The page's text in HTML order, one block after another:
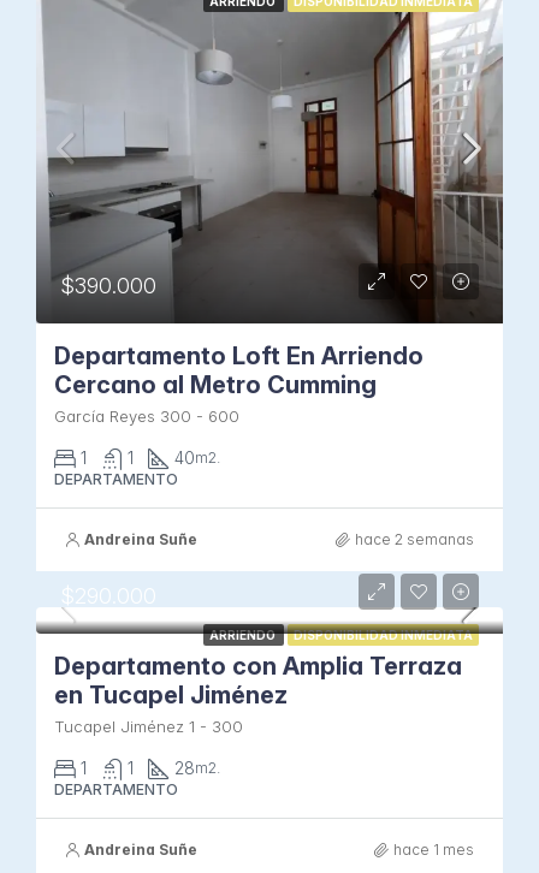
$390.000
Departamento Loft En Arriendo
Cercano al Metro Cumming
García Reyes 300 - 600
1 1 40m2.
DEPARTAMENTO
Andreina Suñe hace 2 semanas
ARRIENDO DISPONIBILIDAD INMEDIATA
$290.000
Departamento con Amplia Terraza
en Tucapel Jiménez
Tucapel Jiménez 1 - 300
1 1 28m2.
DEPARTAMENTO
Andreina Suñe hace 1 mes